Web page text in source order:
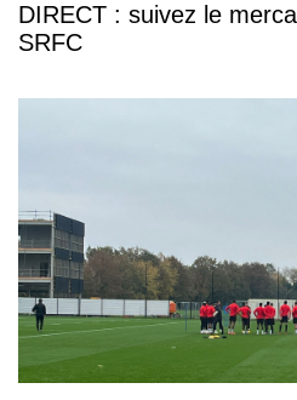
DIRECT : suivez le
SRFC